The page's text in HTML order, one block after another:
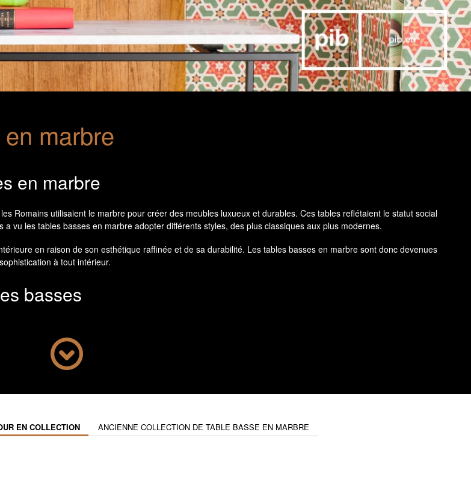
marbre
en marbre
Romains utilisaient le marbre pour créer des meubles luxueux et durables. Ces tables reflétaient le statut social
vu les tables basses en marbre adopter différents styles, des plus classiques aux plus modernes.
en raison de son esthétique raffinée et de sa durabilité. Les tables basses en marbre sont donc devenues
à tout intérieur.
basses
rendant chaque table basse en marbre véritablement unique.
basses en marbre sont robustes et peuvent supporter le poids d'objets lourds sans se casser ou se fissurer.
personnalisées et adaptées à votre style. Desmarbres blancsauxmarbres noirs, en passant par les
et préférences esthétiques. Voici quelques-uns des styles les plus populaires :
EN COLLECTION ANCIENNE COLLECTION DE TABLE BASSE EN MARBRE